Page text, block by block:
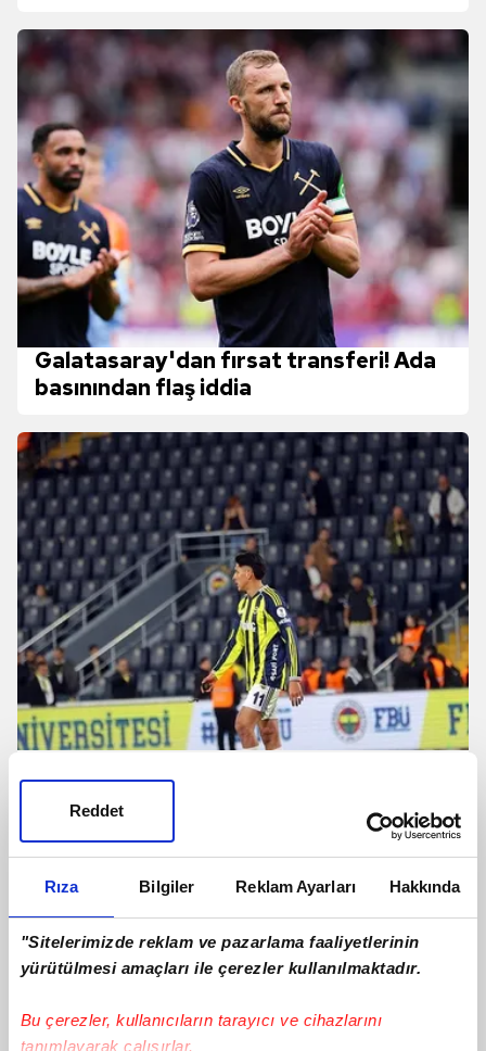
Rıza Bilgiler Reklam Ayarları Hakkında
"Sitelerimizde reklam ve pazarlama faaliyetlerinin
yürütülmesi amaçları ile çerezler kullanılmaktadır.
Bu çerezler, kullanıcıların tarayıcı ve cihazlarını
tanımlayarak çalışırlar.
Reddet
Galatasaray'dan fırsat transferi! Ada
basınından flaş iddia
Yollar ayrılacak mı?